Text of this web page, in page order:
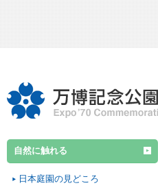
自然に触れる
日本庭園の見どころ